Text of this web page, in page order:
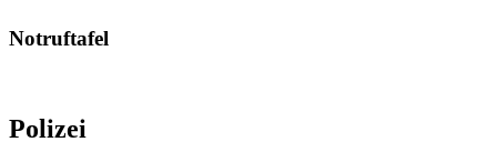
Notruftafel
Polizei